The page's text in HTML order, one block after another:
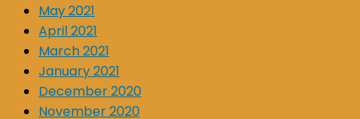
May 2021
April 2021
March 2021
January 2021
December 2020
November 2020